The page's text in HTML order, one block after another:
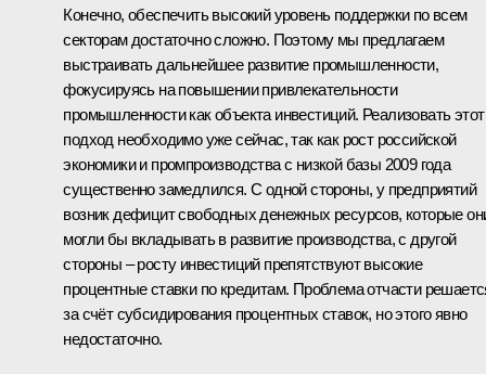
Конечно, обеспечить высокий уровень поддержки по всем
секторам достаточно сложно. Поэтому мы предлагаем
выстраивать дальнейшее развитие промышленности,
фокусируясь на повышении привлекательности
промышленности как объекта инвестиций. Реализовать этот
подход необходимо уже сейчас, так как рост российской
экономики и промпроизводства с низкой базы 2009 года
существенно замедлился. С одной стороны, у предприятий
возник дефицит свободных денежных ресурсов, которые
могли бы вкладывать в развитие производства, с другой
стороны – росту инвестиций препятствуют высокие
процентные ставки по кредитам. Проблема отчасти
за счёт субсидирования процентных ставок, но этого явно
недостаточно.